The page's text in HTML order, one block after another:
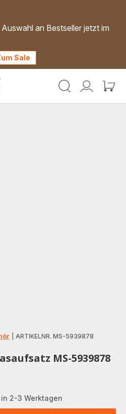
an Bestseller jetzt im
Sale
Mein
Mein
ARTIKELNR. MS-5939878
MS-5939878
2-3 Werktagen